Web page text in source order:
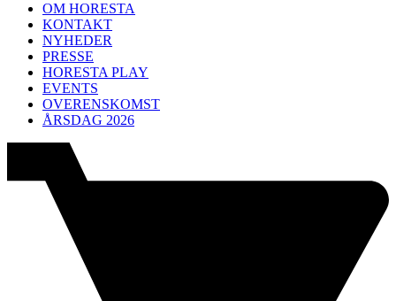
OM HORESTA
KONTAKT
NYHEDER
PRESSE
HORESTA PLAY
EVENTS
OVERENSKOMST
ÅRSDAG 2026